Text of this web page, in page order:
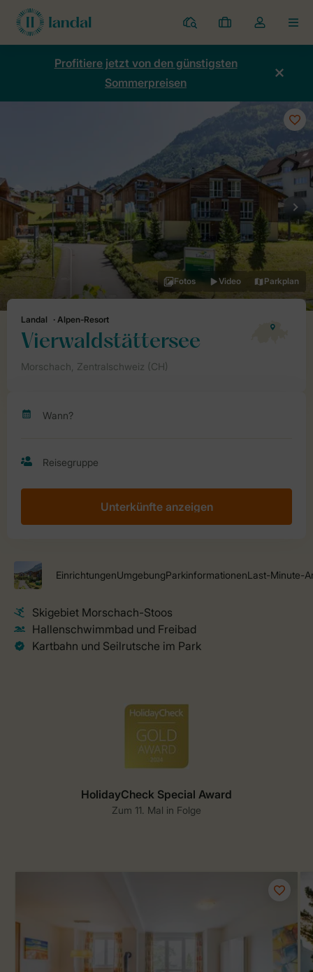
Ferienparks
Meine
Buchungen
Dropdown-
Menü
Kontos
Profitiere jetzt von den günstigsten
Sommerpreisen
Unterkünfte anzeigen
HolidayCheck Special Award
Zum 11. Mal in Folge